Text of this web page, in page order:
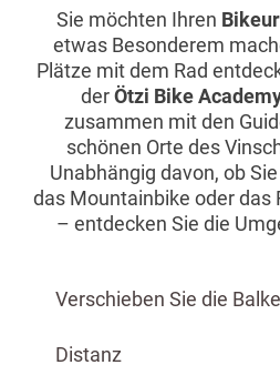
Sie möchten Ihren
etwas Besonderem
Plätze mit dem Rad
der Ötzi Bike
zusammen mit den
schönen Orte des
Unabhängig davon, ob
das Mountainbike oder das
– entdecken Sie die
Verschieben Sie die
Distanz